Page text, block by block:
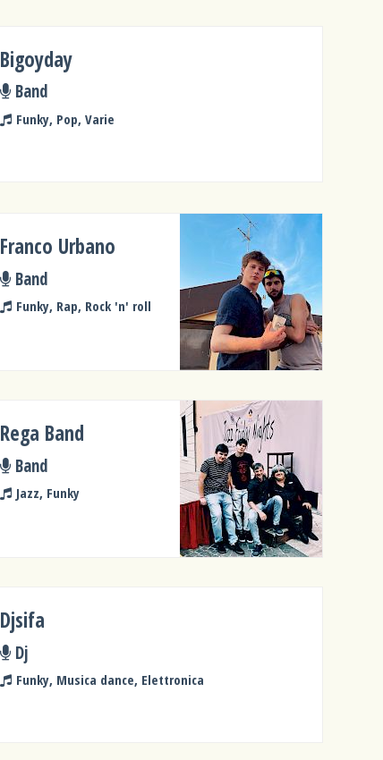
Bigoyday
Band
Funky, Pop, Varie
Franco Urbano
Band
Funky, Rap, Rock 'n' roll
Rega Band
Band
Jazz, Funky
Djsifa
Dj
Funky, Musica dance, Elettronica